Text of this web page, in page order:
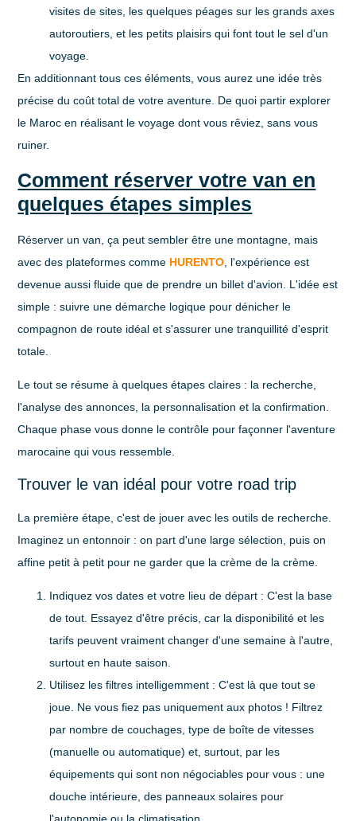
visites de sites, les quelques péages sur les grands axes
autoroutiers, et les petits plaisirs qui font tout le sel d'un
voyage.
En additionnant tous ces éléments, vous aurez une idée très
précise du coût total de votre aventure. De quoi partir explorer
le Maroc en réalisant le voyage dont vous rêviez, sans vous
ruiner.
Comment réserver votre van en
quelques étapes simples
Réserver un van, ça peut sembler être une montagne, mais
avec des plateformes comme HURENTO , l'expérience est
devenue aussi fluide que de prendre un billet d'avion. L'idée est
simple : suivre une démarche logique pour dénicher le
compagnon de route idéal et s'assurer une tranquillité d'esprit
totale.
Le tout se résume à quelques étapes claires : la recherche,
l'analyse des annonces, la personnalisation et la confirmation.
Chaque phase vous donne le contrôle pour façonner l'aventure
marocaine qui vous ressemble.
Trouver le van idéal pour votre road trip
La première étape, c'est de jouer avec les outils de recherche.
Imaginez un entonnoir : on part d'une large sélection, puis on
affine petit à petit pour ne garder que la crème de la crème.
Indiquez vos dates et votre lieu de départ : C'est la base
de tout. Essayez d'être précis, car la disponibilité et les
tarifs peuvent vraiment changer d'une semaine à l'autre,
surtout en haute saison.
Utilisez les filtres intelligemment : C'est là que tout se
joue. Ne vous fiez pas uniquement aux photos ! Filtrez
par nombre de couchages, type de boîte de vitesses
(manuelle ou automatique) et, surtout, par les
équipements qui sont non négociables pour vous : une
douche intérieure, des panneaux solaires pour